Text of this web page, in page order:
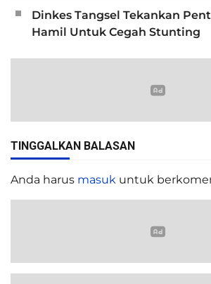
Dinkes Tangsel Tekankan
Hamil Untuk Cegah Stunting
TINGGALKAN BALASAN
Anda harus masuk untuk